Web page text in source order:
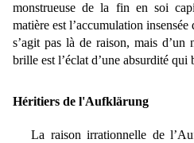
monstrueuse de la fin en soi
matière est l’accumulation
s’agit pas là de raison, mais d’un
brille est l’éclat d’une absurdité qui
Héritiers de l'Aufklärung
La raison irrationnelle de